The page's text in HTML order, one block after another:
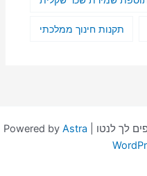
תקנות חינוך ממלכתי
Astra